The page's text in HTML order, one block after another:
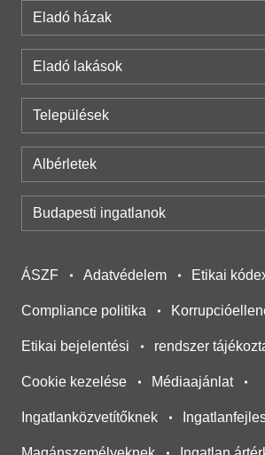
Eladó házak
Eladó lakások
Települések
Albérletek
Budapesti ingatlanok
ÁSZF Adatvédelem Etikai
Compliance politika
Etikai bejelentési rendszer
Cookie kezelése Médiaajánlat
Ingatlanközvetítőknek